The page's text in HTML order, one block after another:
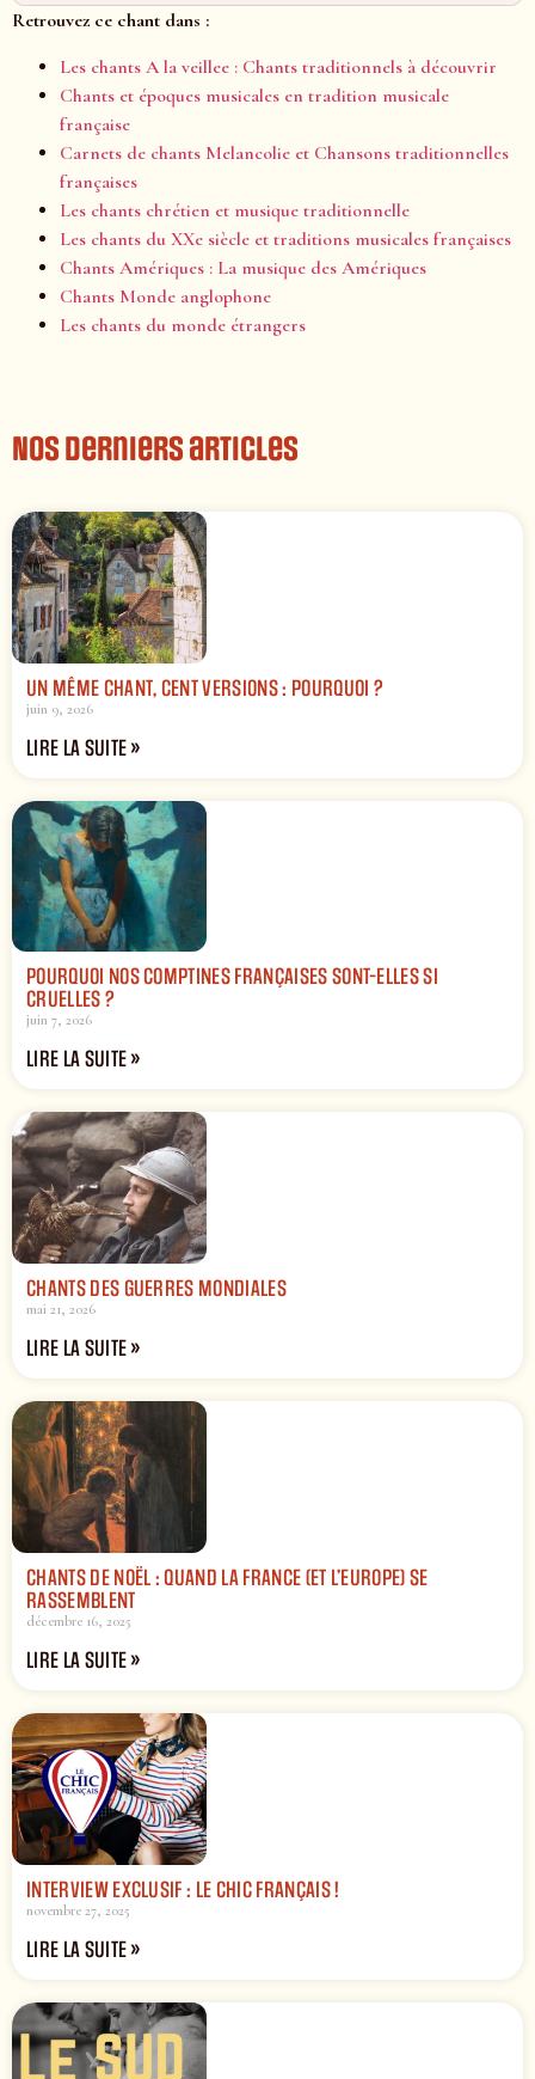
Retrouvez ce chant dans :
Les chants A la veillee : Chants traditionnels à découvrir
Chants et époques musicales en tradition musicale
française
Carnets de chants Melancolie et Chansons traditionnelles
françaises
Les chants chrétien et musique traditionnelle
Les chants du XXe siècle et traditions musicales françaises
Chants Amériques : La musique des Amériques
Chants Monde anglophone
Les chants du monde étrangers
Nos derniers articles
UN MÊME CHANT, CENT VERSIONS : POURQUOI ?
juin 9, 2026
LIRE LA SUITE »
POURQUOI NOS COMPTINES FRANÇAISES SONT-ELLES SI
CRUELLES ?
juin 7, 2026
LIRE LA SUITE »
CHANTS DES GUERRES MONDIALES
mai 21, 2026
LIRE LA SUITE »
CHANTS DE NOËL : QUAND LA FRANCE (ET L’EUROPE) SE
RASSEMBLENT
décembre 16, 2025
LIRE LA SUITE »
INTERVIEW EXCLUSIF : LE CHIC FRANÇAIS !
novembre 27, 2025
LIRE LA SUITE »